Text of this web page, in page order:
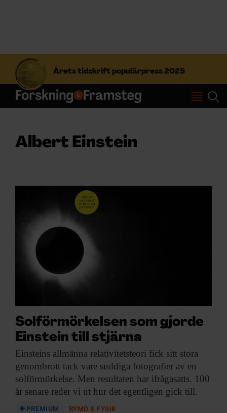
Årets tidskrift populärpress 2025
S
f
t
:
Prenumerera
ARKIV & E-TIDNING
LYSSNA/PODD
EVENEMANG & RESOR
KONTAKTA F&F
SKRIV I F&F
PRENUMERERA PÅ F&F
Albert Einstein
Solförmörkelsen som gjorde
Einstein till stjärna
Einsteins allmänna relativitetsteori fick sitt stora
genombrott tack vare suddiga fotografier av en
solförmörkelse. Men resultaten har ifrågasatts. 100
år senare reder vi ut hur det egentligen gick till.
PREMIUM RYMD & FYSIK